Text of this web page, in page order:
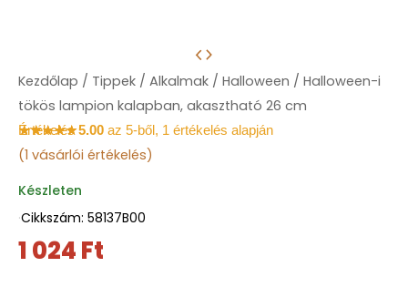
Kezdőlap / Tippek / Alkalmak / Halloween / Halloween-i
tökös lampion kalapban, akasztható 26 cm
Értékelés5.00 az 5-ből, 1 értékelés alapján
(1 vásárlói értékelés)
1 024Ft
Készleten
·Cikkszám: 58137B00